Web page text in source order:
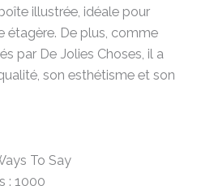
illustrée, idéale pour
étagère. De plus, comme
par De Jolies Choses, il a
son esthétisme et son
To Say
: 1000